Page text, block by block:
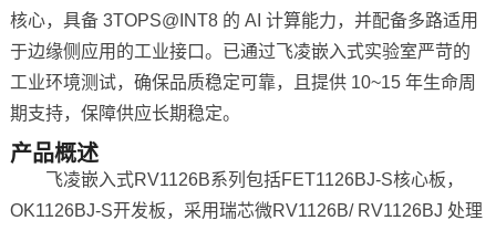
技术论坛
核心，具备 3TOPS@INT8 的 AI 计算能力，并配备多路适用
于边缘侧应用的工业接口。已通过飞凌嵌入式实验室严苛的
工业环境测试，确保品质稳定可靠，且提供 10~15 年生命周
期支持，保障供应长期稳定。
产品概述
飞凌嵌入式RV1126B系列包括FET1126BJ-S核心板，
OK1126BJ-S开发板，采用瑞芯微RV1126B/ RV1126BJ 处理